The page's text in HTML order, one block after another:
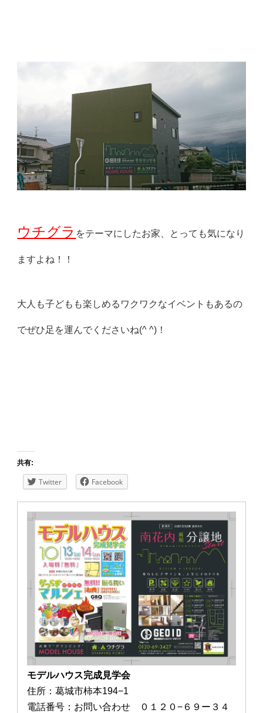
ウチグラ をテーマにしたお家、とっても気になり
ますよね！！
大人も子どもも楽しめるワクワクなイベントもあるの
でぜひ足を運んでくださいね(^ ^)！
共有:
Twitter Facebook
モデルハウス完成見学会
住所：葛城市柿本194−1
電話番号：お問い合わせ ０１２０−６９ー３４